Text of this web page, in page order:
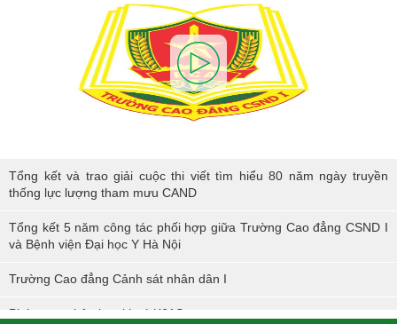
lực lượng tham mưu CAND
Tổng kết và trao giải cuộc thi viết tìm hiểu 80 năm ngày truyền
thống lực lượng tham mưu CAND
Tổng kết 5 năm công tác phối hợp giữa Trường Cao đẳng CSND I
và Bệnh viện Đại học Y Hà Nội
Trường Cao đẳng Cảnh sát nhân dân I
Phóng sự nhập học khoá K61S